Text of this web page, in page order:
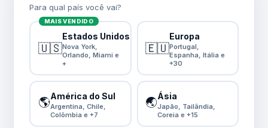
Para qual país você vai?
MAIS VENDIDO
🇺🇸
Estados Unidos
Nova York,
Orlando, Miami e
+
🇪🇺
Europa
Portugal,
Espanha, Itália e
+30
🌎América do Sul
Argentina, Chile,
Colômbia e +7
🌏Ásia
Japão, Tailândia,
Coreia e +15